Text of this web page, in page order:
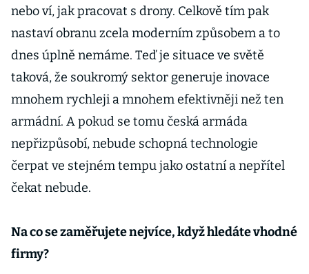
nebo ví, jak pracovat s drony. Celkově tím pak
nastaví obranu zcela moderním způsobem a to
dnes úplně nemáme. Teď je situace ve světě
taková, že soukromý sektor generuje inovace
mnohem rychleji a mnohem efektivněji než ten
armádní. A pokud se tomu česká armáda
nepřizpůsobí, nebude schopná technologie
čerpat ve stejném tempu jako ostatní a nepřítel
čekat nebude.
Na co se zaměřujete nejvíce, když hledáte vhodné
firmy?